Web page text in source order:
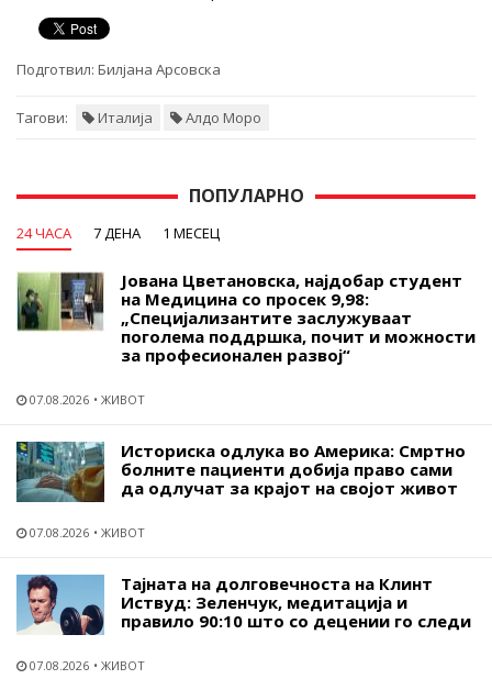
Подготвил: Билјана Арсовска
Тагови: Италија Алдо Моро
ПОПУЛАРНО
24 ЧАСА 7 ДЕНА 1 МЕСЕЦ
Јована Цветановска, најдобар студент
на Медицина со просек 9,98:
„Специјализантите заслужуваат
поголема поддршка, почит и можности
за професионален развој“
07.08.2026 ЖИВОТ
Историска одлука во Америка: Смртно
болните пациенти добија право сами
да одлучат за крајот на својот живот
07.08.2026 ЖИВОТ
Тајната на долговечноста на Клинт
Иствуд: Зеленчук, медитација и
правило 90:10 што со децении го следи
07.08.2026 ЖИВОТ